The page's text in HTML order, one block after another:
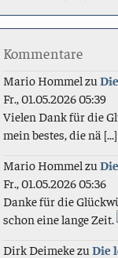
Kommentare
Mario Hommel zu
Fr., 01.05.2026 05:39
Vielen Dank für die
mein bestes, die nä [...]
Mario Hommel zu
Fr., 01.05.2026 05:36
Danke für die
schon eine lange Zeit.
Dirk DeimekezuDie